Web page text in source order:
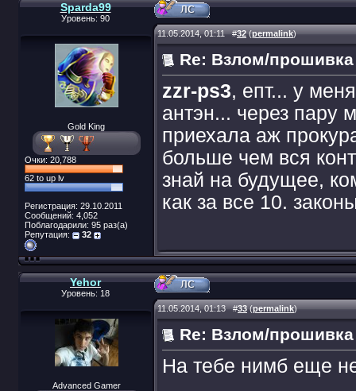
Sparda99
Уровень: 90
Gold King
Очки: 20,788
62 to up lv
Регистрация: 29.10.2011
Сообщений: 4,052
Поблагодарили: 95 раз(а)
Репутация:
32
11.05.2014, 01:11#32(permalink)
Re: Взлом/прошивка
zzr-ps3, епт... у
антэн... через пару
приехала аж
больше чем вся
знай на будущее,
как за все 10.
Yehor
Уровень: 18
Advanced Gamer
11.05.2014, 01:13#33(permalink)
Re: Взлом/прошивка
На тебе нимб еще